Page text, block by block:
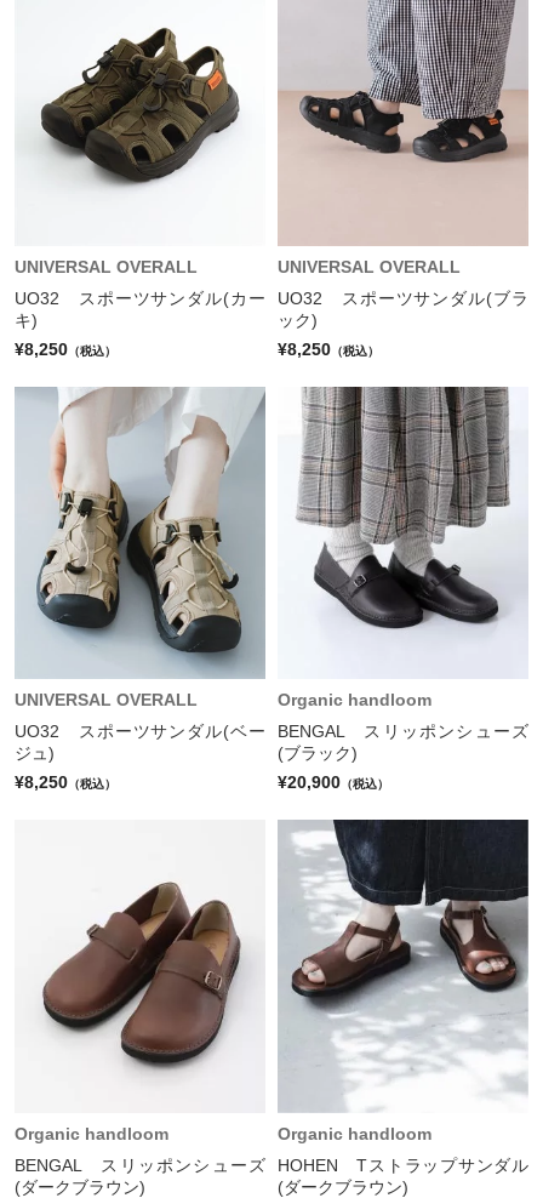
UNIVERSAL OVERALL
UO32 スポーツサンダル(カー
キ)
¥8,250 （税込）
UNIVERSAL OVERALL
UO32 スポーツサンダル(ブラ
ック)
¥8,250 （税込）
UNIVERSAL OVERALL
UO32 スポーツサンダル(ベー
ジュ)
¥8,250 （税込）
Organic handloom
BENGAL スリッポンシューズ
(ブラック)
¥20,900 （税込）
Organic handloom
BENGAL スリッポンシューズ
(ダークブラウン)
Organic handloom
HOHEN Tストラップサンダル
(ダークブラウン)